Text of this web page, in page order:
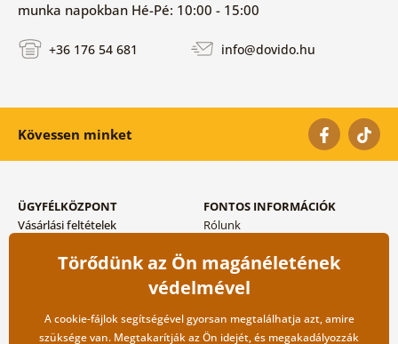
munka napokban Hé-Pé: 10:00 - 15:00
+36 176 54 681 info@dovido.hu
Kövessen minket
ÜGYFÉLKÖZPONT
Vásárlási feltételek
Szállítási és fizetési módok
FONTOS INFORMÁCIÓK
Rólunk
Blog
Kapcsolat
Nagykereskedelmi
együttműködés
Törődünk az Ön magánéletének
védelmével
A cookie-fájlok segítségével gyorsan megtalálhatja azt, amire
szüksége van. Megtakarítják az Ön idejét, és megakadályozzák